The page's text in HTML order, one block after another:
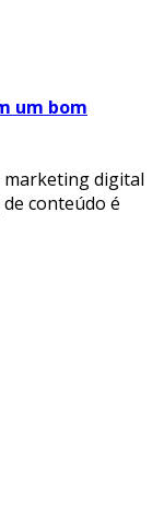
um bom
marketing digital
conteúdo é